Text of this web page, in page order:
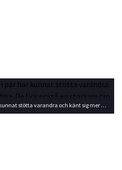
De som gjort sin praktik i par har kunnat stötta varandra och känt sig mer självständiga. De fick också en starkare tro på att klara yrket. Foto: Shutterstock